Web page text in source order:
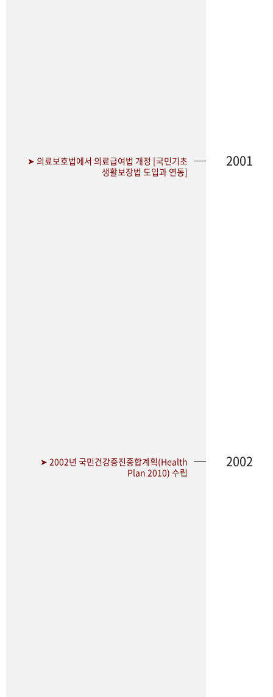
➤ 의료보호법에서 의료급여법 개정 [국민기초
생활보장법 도입과 연동]
2001
➤ 2002년 국민건강증진종합계획(Health
Plan 2010) 수립
2002